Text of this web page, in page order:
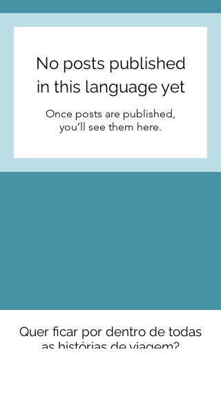
No posts published
in this language yet
Once posts are published,
you’ll see them here.
Quer ficar por dentro de todas
as histórias de viagem?